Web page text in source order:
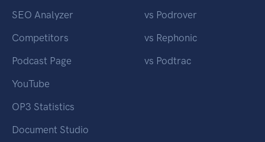
SEO Analyzer
Competitors
Podcast Page
YouTube
OP3 Statistics
Document Studio
vs Podrover
vs Rephonic
vs Podtrac